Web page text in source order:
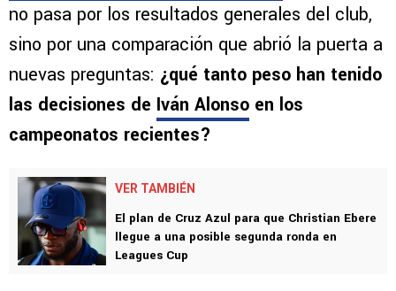
no pasa por los resultados generales del club,
sino por una comparación que abrió la puerta a
nuevas preguntas: ¿qué tanto peso han tenido
las decisiones de Iván Alonso en los
campeonatos recientes?
VER TAMBIÉN
El plan de Cruz Azul para que Christian Ebere
llegue a una posible segunda ronda en
Leagues Cup